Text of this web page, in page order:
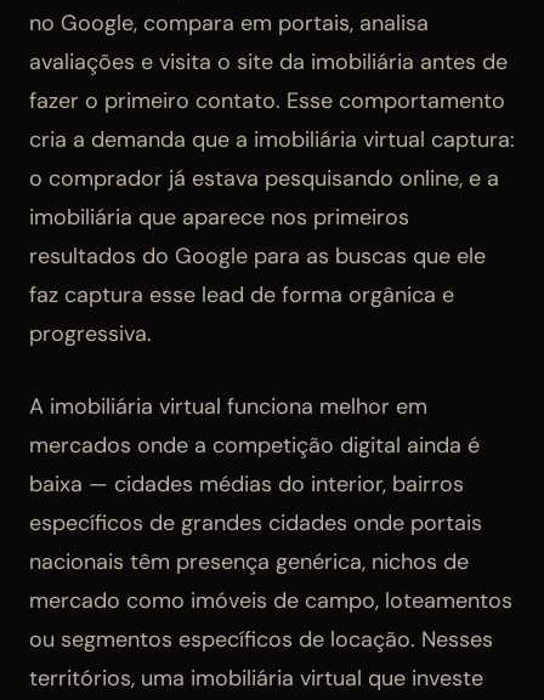
no Google, compara em portais, analisa
avaliações e visita o site da imobiliária antes de
fazer o primeiro contato. Esse comportamento
cria a demanda que a imobiliária virtual captura:
o comprador já estava pesquisando online, e a
imobiliária que aparece nos primeiros
resultados do Google para as buscas que ele
faz captura esse lead de forma orgânica e
progressiva.
A imobiliária virtual funciona melhor em
mercados onde a competição digital ainda é
baixa — cidades médias do interior, bairros
específicos de grandes cidades onde portais
nacionais têm presença genérica, nichos de
mercado como imóveis de campo, loteamentos
ou segmentos específicos de locação. Nesses
territórios, uma imobiliária virtual que investe